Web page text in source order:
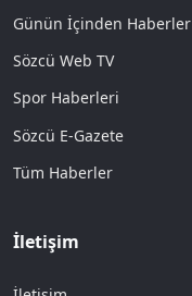
Günün İçinden Haberler
Sözcü Web TV
Spor Haberleri
Sözcü E-Gazete
Tüm Haberler
İletişim